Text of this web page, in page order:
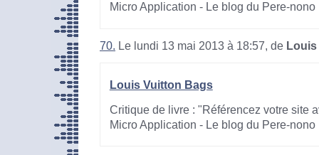
Micro Application - Le blog du Pere-nono
70. Le lundi 13 mai 2013 à 18:57, de
Louis Vuitton Bags
Critique de livre : "Référencez votre site
Micro Application - Le blog du Pere-nono